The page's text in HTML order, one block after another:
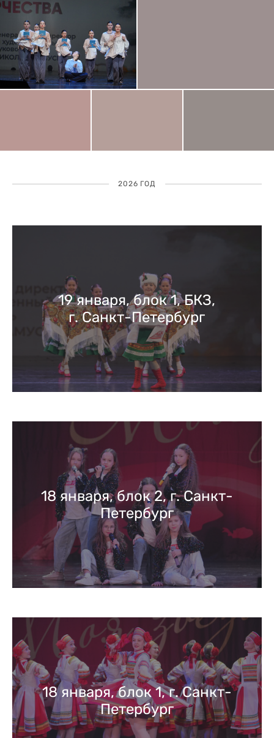
2026 ГОД
19 января, блок 1, БКЗ,
г. Санкт-Петербург
18 января, блок 2, г. Санкт-
Петербург
18 января, блок 1, г. Санкт-
Петербург